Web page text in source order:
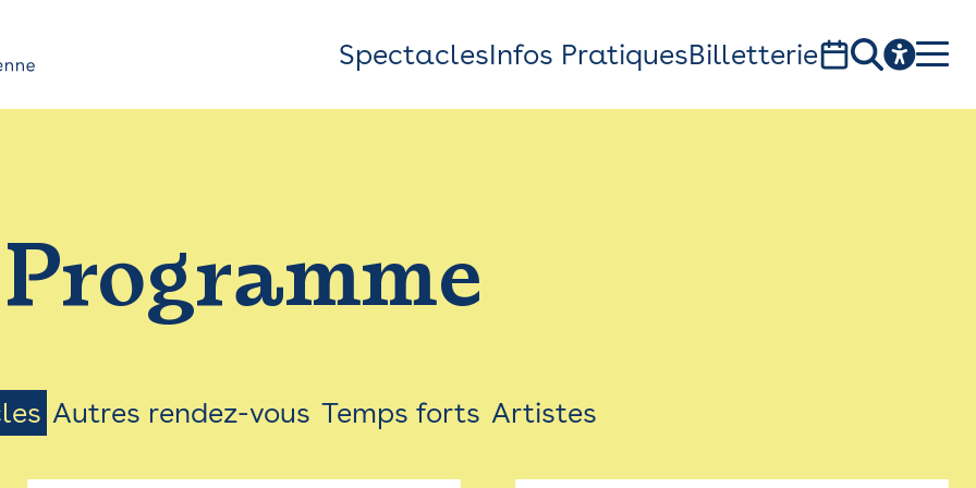
Top
Bar
Menu
SpectaclesInfos PratiquesBilletterie
1, av. du Chateau d'eau - 31300 Toulouse
Programme
Autres rendez-vous Temps forts Artistes